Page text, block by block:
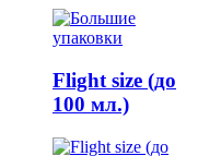
Flight size (до
100 мл.)